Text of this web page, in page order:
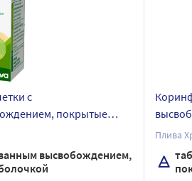
с
покрытые
высвобождением,
Плива